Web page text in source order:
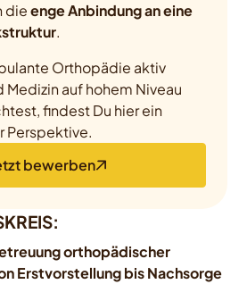
dieenge Anbindung an eine
.
Orthopädie aktiv
auf hohem Niveau
findest Du hier ein
Perspektive.
bewerben
orthopädischer
Erstvorstellung bis Nachsorge